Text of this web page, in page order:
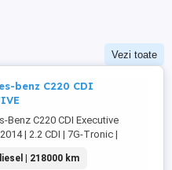
Vezi toate
benz C220 CDI
Benz C220 CDI Executive
| 2.2 CDI | 7G-Tronic |
locului, după vizionare) Vând
| 218000 km